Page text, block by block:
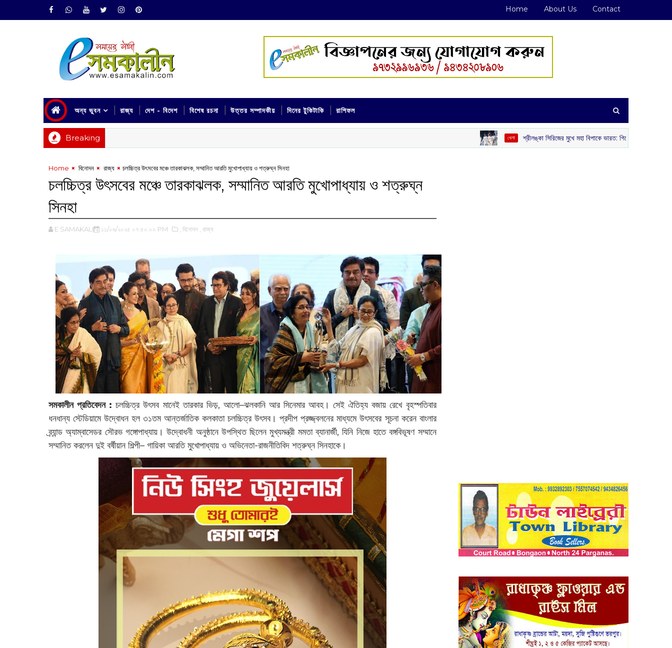
Home About Us Contact
অন্য ভুবন রাজ্য দেশ - বিদেশ বিশেষ রচনা উত্তর সম্পাদকীয় দিনের টুকিটাকি রাশিফল
Breaking শ্রীলঙ্কা সিরিজের মুখে মহা বিপাকে ভারত: গিলের চোট ও বোলিং বিপর্যয়ে
Home ‌ বিনোদন ‌ রাজ্য চলচ্চিত্র উৎসবের মঞ্চে তারকাঝলক, সম্মানিত আরতি মুখোপাধ্যায় ও শত্রুঘ্ন সিনহা
চলচ্চিত্র উৎসবের মঞ্চে তারকাঝলক, সম্মানিত আরতি মুখোপাধ্যায় ও শত্রুঘ্ন
সিনহা
E SAMAKALIN ১১/০৬/২০২৫ ০৭:৫০:০০ PM ,‌ বিনোদন ,‌ রাজ্য
সমকালীন প্রতিবেদন : চলচ্চিত্র উৎসব মানেই তারকার ভিড়, আলো–ঝলকানি আর সিনেমার আবহ। সেই ঐতিহ্য বজায় রেখে বৃহস্পতিবার
ধনধান্য স্টেডিয়ামে উদ্বোধন হল ৩১তম আন্তর্জাতিক কলকাতা চলচ্চিত্র উৎসব। প্রদীপ প্রজ্জ্বলনের মাধ্যমে উৎসবের সূচনা করেন বাংলার
ব্র্যান্ড অ্যাম্বাসেডর সৌরভ গঙ্গোপাধ্যায়। উদ্বোধনী অনুষ্ঠানে উপস্থিত ছিলেন মুখ্যমন্ত্রী মমতা ব্যানার্জী, যিনি নিজে হাতে বঙ্গবিভূষণ সম্মানে
সম্মানিত করলেন দুই বর্ষীয়ান শিল্পী– গায়িকা আরতি মুখোপাধ্যায় ও অভিনেতা-রাজনীতিবিদ শত্রুঘ্ন সিনহাকে।